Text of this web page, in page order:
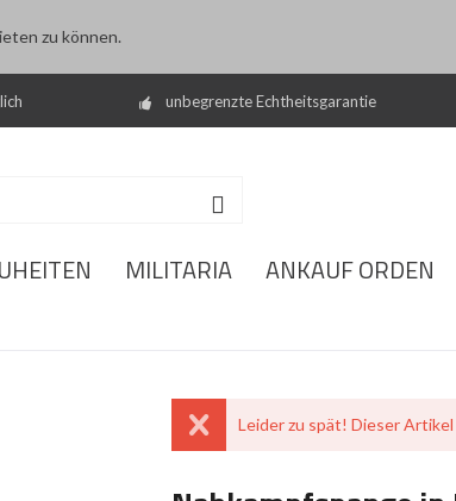
zu können.
unbegrenzte Echtheitsgarantie
MILITARIA ANKAUF ORDEN
Leider zu spät! Dieser